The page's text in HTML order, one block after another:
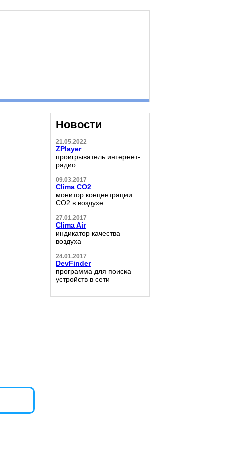
Новости
21.05.2022
ZPlayer
проигрыватель интернет-
радио
09.03.2017
Clima CO2
монитор концентрации
CO2 в воздухе.
27.01.2017
Clima Air
индикатор качества
воздуха
24.01.2017
DevFinder
программа для поиска
устройств в сети